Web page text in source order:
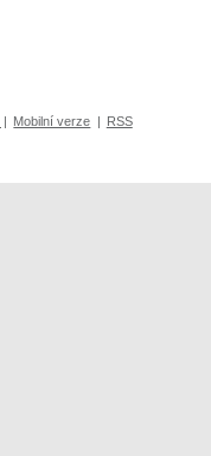
| Mobilní verze | RSS